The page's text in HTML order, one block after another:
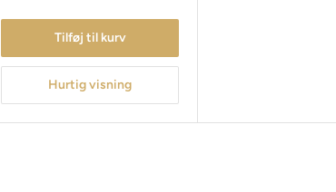
Tilføj til kurv
Hurtig visning